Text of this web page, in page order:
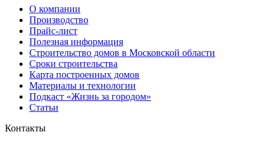
О компании
Производство
Прайс-лист
Полезная информация
Строительство домов в Московской области
Сроки строительства
Карта построенных домов
Материалы и технологии
Подкаст «Жизнь за городом»
Статьи
Контакты